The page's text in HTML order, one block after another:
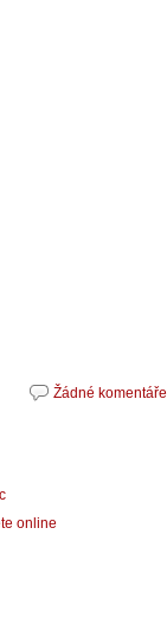
Žádné komentáře
online